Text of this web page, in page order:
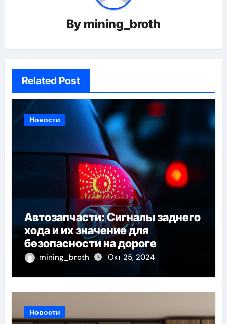
By mining_broth
Related Post
Новости
Автозапчасти: Сигналы заднего
хода и их значение для
безопасности на дороге
mining_broth Окт 25, 2024
Новости